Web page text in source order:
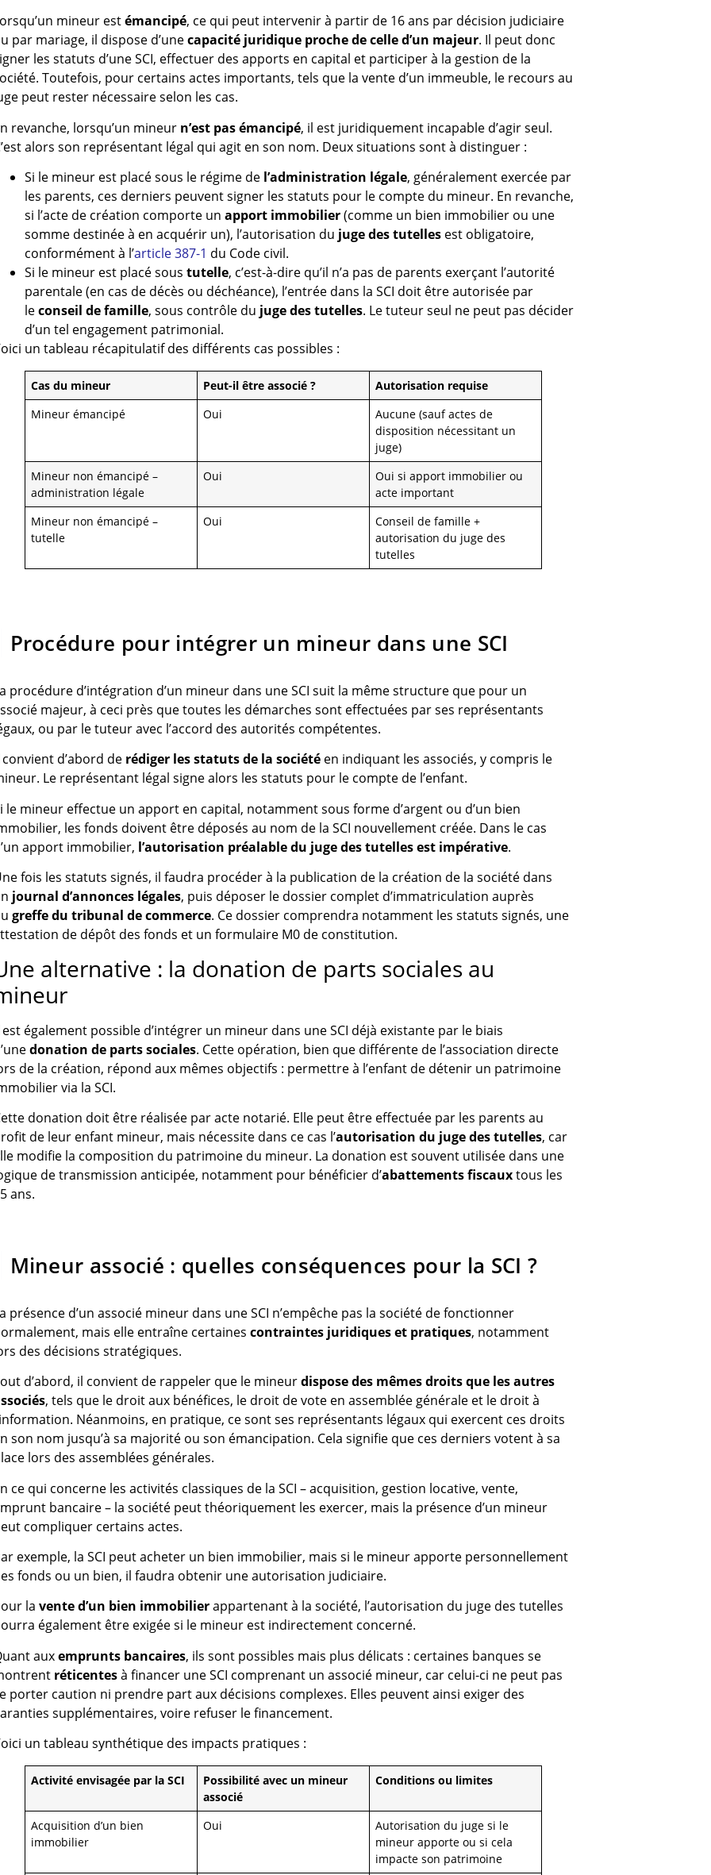
mineur estémancipé, ce qui peut intervenir à partir de 16 ans par décision judiciaire
par mariage, il dispose d’unecapacité juridique proche de celle d’un majeur. Il peut donc
les statuts d’une SCI, effectuer des apports en capital et participer à la gestion de la
Toutefois, pour certains actes importants, tels que la vente d’un immeuble, le recours au
peut rester nécessaire selon les cas.
revanche, lorsqu’un mineur n’est pas émancipé, il est juridiquement incapable d’agir seul.
alors son représentant légal qui agit en son nom. Deux situations sont à distinguer :
Si le mineur est placé sous le régime de l’administration légale, généralement exercée par
les parents, ces derniers peuvent signer les statuts pour le compte du mineur. En revanche,
si l’acte de création comporte un apport immobilier(comme un bien immobilier ou une
somme destinée à en acquérir un), l’autorisation du juge des tutellesest obligatoire,
conformément à l’article 387-1 du Code civil.
Si le mineur est placé sous tutelle, c’est-à-dire qu’il n’a pas de parents exerçant l’autorité
parentale (en cas de décès ou déchéance), l’entrée dans la SCI doit être autorisée par
leconseil de famille, sous contrôle du juge des tutelles. Le tuteur seul ne peut pas décider
d’un tel engagement patrimonial.
un tableau récapitulatif des différents cas possibles :
Cas du mineur Peut-il être associé ?
Autorisation requise
Mineur émancipé
Oui
Aucune (sauf actes de
disposition nécessitant un
juge)
Mineur non émancipé –
administration légale
Oui
Oui si apport immobilier ou
acte important
Mineur non émancipé –
tutelle
Oui
Conseil de famille +
autorisation du juge des
tutelles
Procédure pour intégrer un mineur dans une SCI
procédure d’intégration d’un mineur dans une SCI suit la même structure que pour un
majeur, à ceci près que toutes les démarches sont effectuées par ses représentants
ou par le tuteur avec l’accord des autorités compétentes.
convient d’abord de rédiger les statuts de la sociétéen indiquant les associés, y compris le
Le représentant légal signe alors les statuts pour le compte de l’enfant.
le mineur effectue un apport en capital, notamment sous forme d’argent ou d’un bien
les fonds doivent être déposés au nom de la SCI nouvellement créée. Dans le cas
apport immobilier, l’autorisation préalable du juge des tutelles est impérative.
fois les statuts signés, il faudra procéder à la publication de la création de la société dans
journal d’annonces légales, puis déposer le dossier complet d’immatriculation auprès
greffe du tribunal de commerce. Ce dossier comprendra notamment les statuts signés, une
de dépôt des fonds et un formulaire M0 de constitution.
alternative : la donation de parts sociales au
est également possible d’intégrer un mineur dans une SCI déjà existante par le biais
donation de parts sociales. Cette opération, bien que différente de l’association directe
de la création, répond aux mêmes objectifs : permettre à l’enfant de détenir un patrimoine
via la SCI.
donation doit être réalisée par acte notarié. Elle peut être effectuée par les parents au
de leur enfant mineur, mais nécessite dans ce cas l’autorisation du juge des tutelles, car
modifie la composition du patrimoine du mineur. La donation est souvent utilisée dans une
de transmission anticipée, notamment pour bénéficier d’abattements fiscauxtous les
ans.
Mineur associé : quelles conséquences pour la SCI ?
présence d’un associé mineur dans une SCI n’empêche pas la société de fonctionner
mais elle entraîne certaines contraintes juridiques et pratiques, notamment
des décisions stratégiques.
d’abord, il convient de rappeler que le mineurdispose des mêmes droits que les autres
, tels que le droit aux bénéfices, le droit de vote en assemblée générale et le droit à
Néanmoins, en pratique, ce sont ses représentants légaux qui exercent ces droits
son nom jusqu’à sa majorité ou son émancipation. Cela signifie que ces derniers votent à sa
lors des assemblées générales.
ce qui concerne les activités classiques de la SCI – acquisition, gestion locative, vente,
bancaire – la société peut théoriquement les exercer, mais la présence d’un mineur
compliquer certains actes.
exemple, la SCI peut acheter un bien immobilier, mais si le mineur apporte personnellement
fonds ou un bien, il faudra obtenir une autorisation judiciaire.
la vente d’un bien immobilierappartenant à la société, l’autorisation du juge des tutelles
également être exigée si le mineur est indirectement concerné.
auxemprunts bancaires, ils sont possibles mais plus délicats : certaines banques se
réticentesà financer une SCI comprenant un associé mineur, car celui-ci ne peut pas
porter caution ni prendre part aux décisions complexes. Elles peuvent ainsi exiger des
supplémentaires, voire refuser le financement.
un tableau synthétique des impacts pratiques :
Activité envisagée par la SCI
Possibilité avec un mineur
associé
Conditions ou limites
Acquisition d’un bien
immobilier
Oui
Autorisation du juge si le
mineur apporte ou si cela
impacte son patrimoine